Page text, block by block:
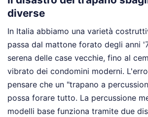
diverse
In Italia abbiamo una varietà
passa dal mattone forato degli anni
serena delle case vecchie, fino al
vibrato dei condomini moderni.
pensare che un "trapano a
possa forare tutto. La percussione
modelli base funziona tramite due